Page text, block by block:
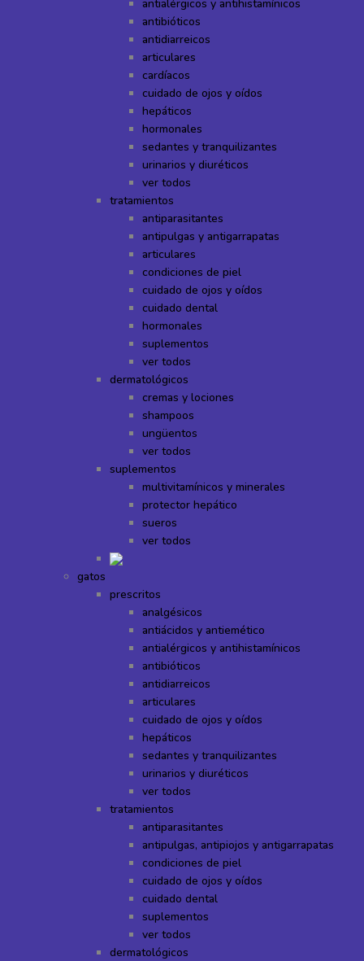
antialérgicos y antihistamínicos
antibióticos
antidiarreicos
articulares
cardíacos
cuidado de ojos y oídos
hepáticos
hormonales
sedantes y tranquilizantes
urinarios y diuréticos
ver todos
tratamientos
antiparasitantes
antipulgas y antigarrapatas
articulares
condiciones de piel
cuidado de ojos y oídos
cuidado dental
hormonales
suplementos
ver todos
dermatológicos
cremas y lociones
shampoos
ungüentos
ver todos
suplementos
multivitamínicos y minerales
protector hepático
sueros
ver todos
gatos
prescritos
analgésicos
antiácidos y antiemético
antialérgicos y antihistamínicos
antibióticos
antidiarreicos
articulares
cuidado de ojos y oídos
hepáticos
sedantes y tranquilizantes
urinarios y diuréticos
ver todos
tratamientos
antiparasitantes
antipulgas, antipiojos y antigarrapatas
condiciones de piel
cuidado de ojos y oídos
cuidado dental
suplementos
ver todos
dermatológicos